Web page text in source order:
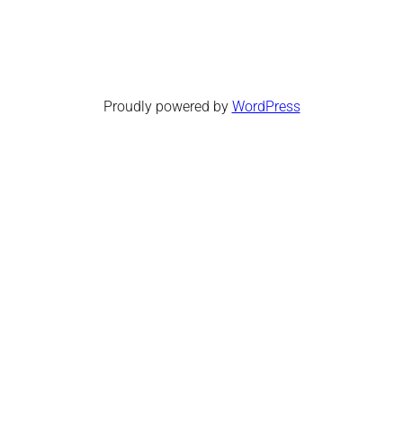
Proudly powered by WordPress